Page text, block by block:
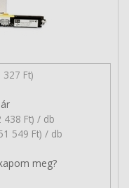
Ft)
438 Ft) / db
549 Ft) / db
meg?